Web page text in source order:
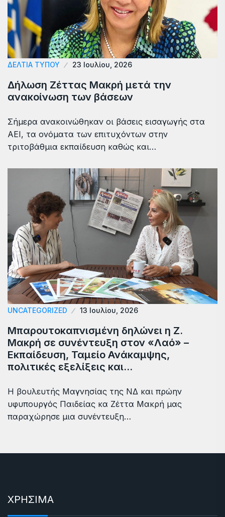
ΔΕΛΤΙΑ ΤΥΠΟΥ 23 Ιουλίου, 2026
Δήλωση Ζέττας Μακρή μετά την
ανακοίνωση των βάσεων
Σήμερα ανακοινώθηκαν οι βάσεις εισαγωγής στα
ΑΕΙ, τα ονόματα των επιτυχόντων στην
τριτοβάθμια εκπαίδευση καθώς και…
UNCATEGORIZED 13 Ιουλίου, 2026
Μπαρουτοκαπνισμένη δηλώνει η Ζ.
Μακρή σε συνέντευξη στον «Λαό» –
Εκπαίδευση, Ταμείο Ανάκαμψης,
πολιτικές εξελίξεις και…
Η βουλευτής Μαγνησίας της ΝΔ και πρώην
υφυπουργός Παιδείας κα Ζέττα Μακρή μας
παραχώρησε μια συνέντευξη…
ΧΡΗΣΙΜΑ